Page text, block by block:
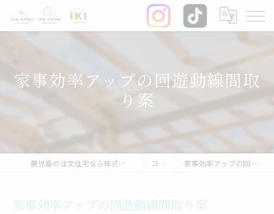
家事効率アップの回遊動線間取
り案
鹿児島の注文住宅なら株式会社イオン・ホーム コラム 家事効率アップの回遊動線間取り案
家事効率アップの回遊動線間取り案